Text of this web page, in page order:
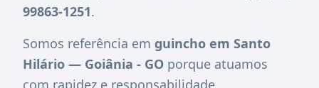
99863-1251.
Somos referência em guincho em Santo
Hilário — Goiânia - GO porque atuamos
com rapidez e responsabilidade.